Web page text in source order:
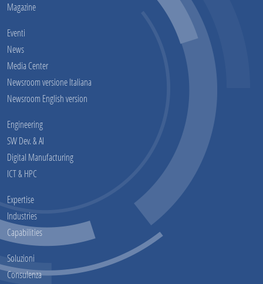
Magazine
Eventi
News
Media Center
Newsroom versione Italiana
Newsroom English version
Engineering
SW Dev. & AI
Digital Manufacturing
ICT & HPC
Expertise
Industries
Capabilities
Soluzioni
Consulenza